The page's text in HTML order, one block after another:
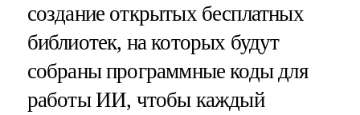
создание открытых бесплатных
библиотек, на которых будут
собраны программные коды для
работы ИИ, чтобы каждый